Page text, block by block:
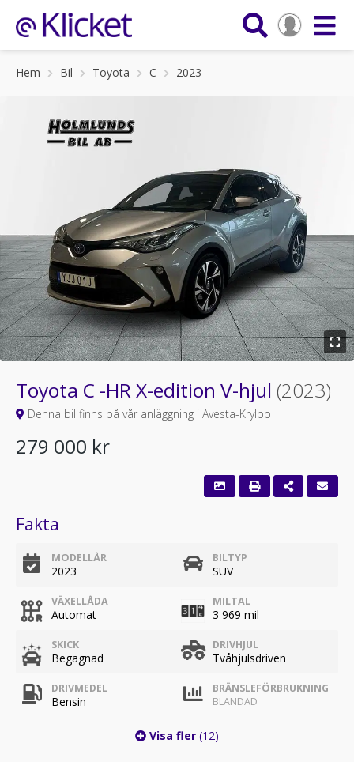
Hem Bil Toyota C 2023
Toyota C -HR X-edition V-hjul (2023)
Denna bil finns på vår anläggning i Avesta-Krylbo
279 000 kr
Fakta
MODELLÅR
2023
BILTYP
SUV
VÄXELLÅDA
Automat
MILTAL
3 969 mil
SKICK
Begagnad
DRIVHJUL
Tvåhjulsdriven
DRIVMEDEL
Bensin
BRÄNSLEFÖRBRUKNING
BLANDAD
Visa fler (12)